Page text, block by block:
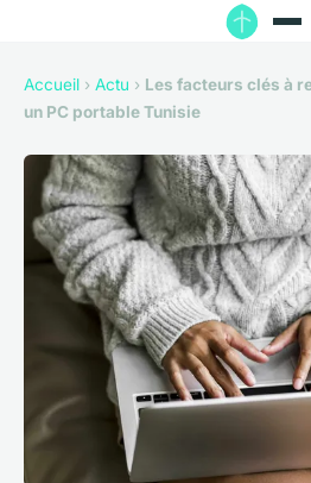
Accueil › Actu › Les facteurs clés à
un PC portable Tunisie